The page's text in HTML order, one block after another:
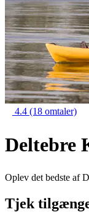
4.4 (18 omtaler)
Deltebre
Oplev det bedste af
Tjek